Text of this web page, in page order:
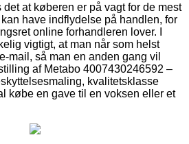
at køberen er på vagt for de mest
have indflydelse på handlen, for
online forhandleren lover. I
vigtigt, at man når som helst
mail, så man en anden gang vil
af Metabo 4007430246592 –
kvalitetsklasse
købe en gave til en voksen eller et